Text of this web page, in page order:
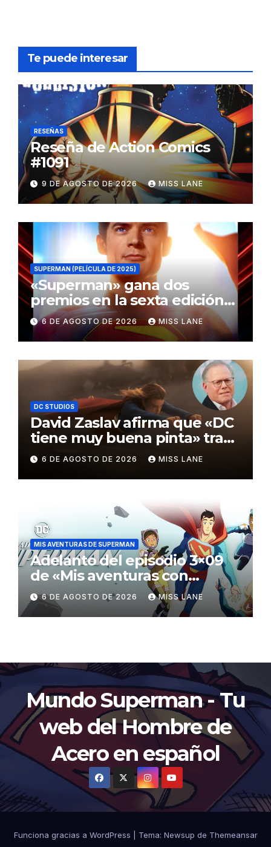
Te puede interesar
RESEÑAS
Reseña de Action Comics
#1091
9 DE AGOSTO DE 2026 MISS LANE
SUPERMAN (PELÍCULA DE 2025)
«Superman» gana dos
premios en la sexta edición
de los Critics Choice Super
Awards
6 DE AGOSTO DE 2026 MISS LANE
DC STUDIOS
David Zaslav afirma que «DC
tiene muy buena pinta» tras
el fracaso de «Supergirl»
6 DE AGOSTO DE 2026 MISS LANE
MIS AVENTURAS DE SUPERMAN
Adelanto del episodio 3×09
de «Mis aventuras con
Superman»
6 DE AGOSTO DE 2026 MISS LANE
Mundo Superman - Tu
web del Hombre de
Acero en español
Funciona gracias a WordPress Tema: Newsup de Themeansar